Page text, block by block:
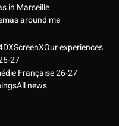
in Marseille
around me
ScreenXOur experiences
27
Française 26-27
All news